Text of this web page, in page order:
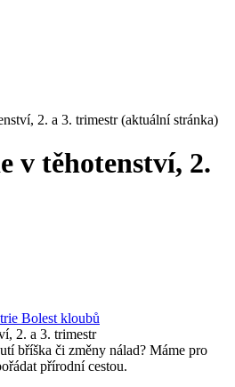
2. a 3. trimestr(aktuální stránka)
v těhotenství, 2.
Bolest kloubů
bříška či změny nálad? Máme pro
přírodní cestou.